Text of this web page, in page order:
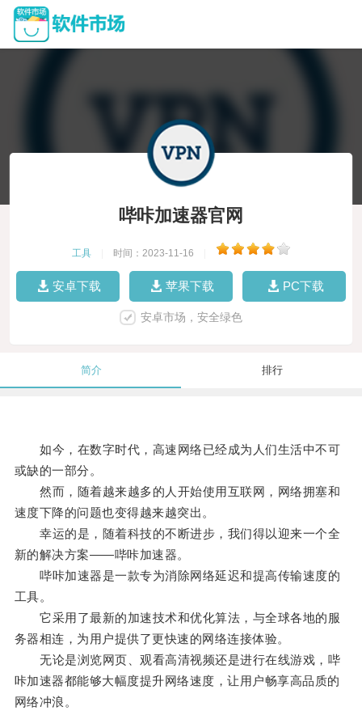
哔咔加速器官网
工具 时间：2023-11-16
安卓下载 苹果下载 PC下载
安卓市场，安全绿色
简介 排行
如今，在数字时代，高速网络已经成为人们生活中不可
或缺的一部分。
然而，随着越来越多的人开始使用互联网，网络拥塞和
速度下降的问题也变得越来越突出。
幸运的是，随着科技的不断进步，我们得以迎来一个全
新的解决方案——哔咔加速器。
哔咔加速器是一款专为消除网络延迟和提高传输速度的
工具。
它采用了最新的加速技术和优化算法，与全球各地的服
务器相连，为用户提供了更快速的网络连接体验。
无论是浏览网页、观看高清视频还是进行在线游戏，哔
咔加速器都能够大幅度提升网络速度，让用户畅享高品质的
网络冲浪。